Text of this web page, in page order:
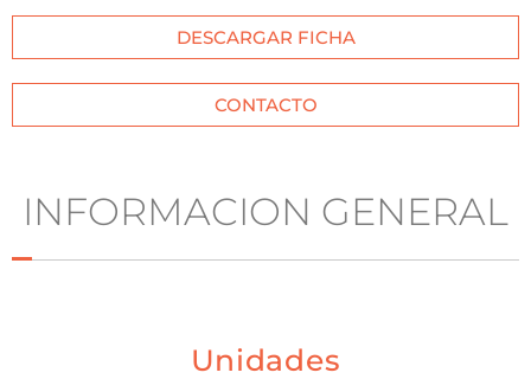
DESCARGAR FICHA
CONTACTO
INFORMACION GENERAL
Unidades